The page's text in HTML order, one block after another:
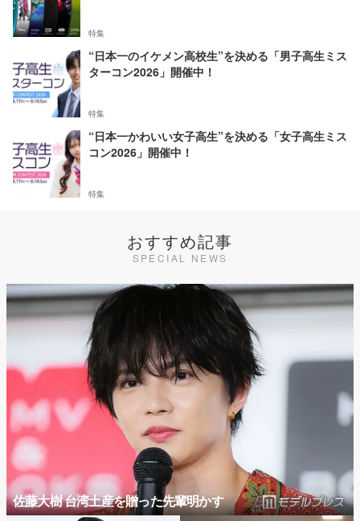
特集
“日本一のイケメン高校生”を決める「男子高生ミス
ターコン2026」開催中！
特集
“日本一かわいい女子高生”を決める「女子高生ミス
コン2026」開催中！
特集
おすすめ記事
SPECIAL NEWS
佐藤大樹 台湾土産を贈った先輩明かす